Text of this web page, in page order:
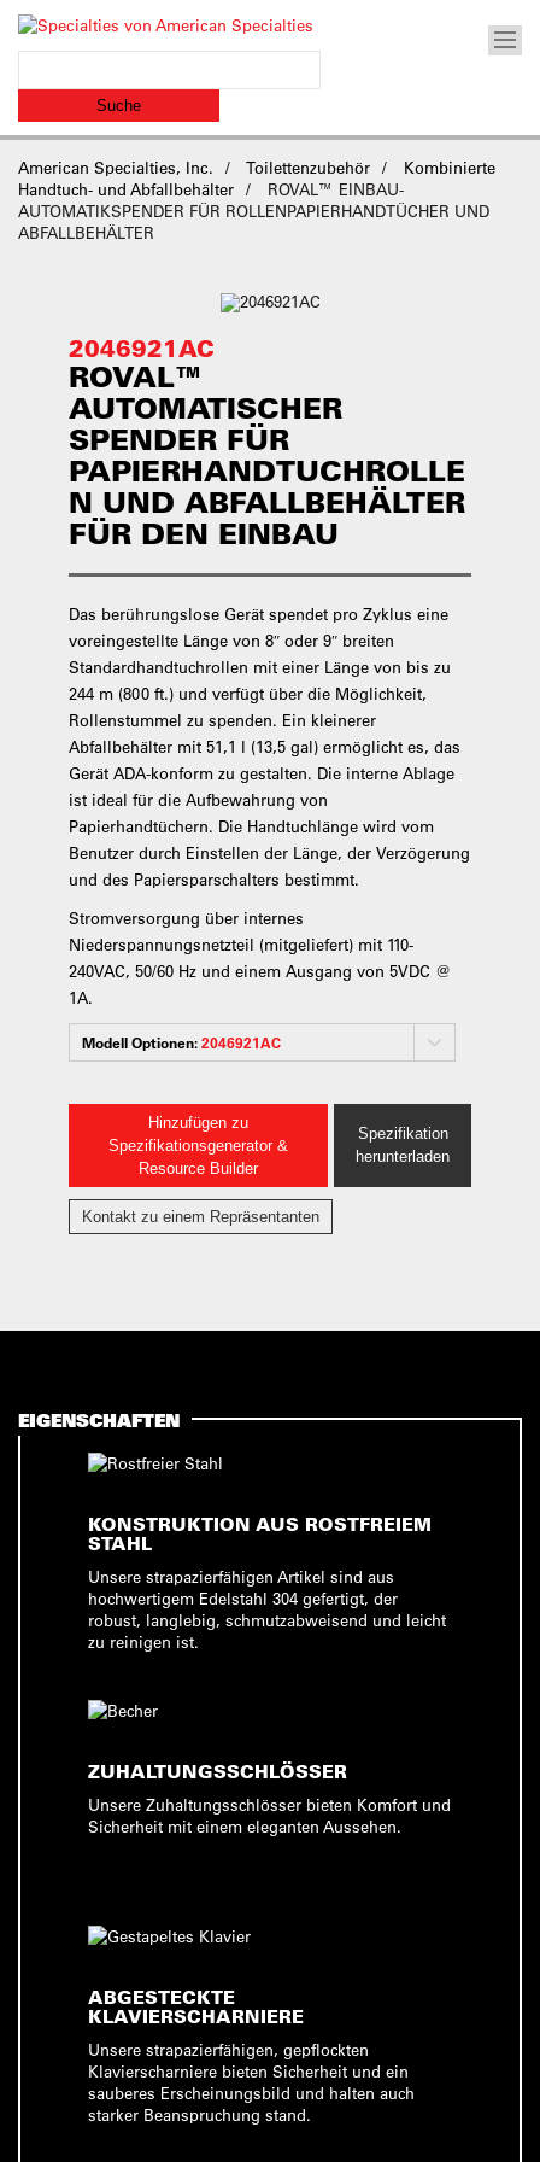
American Specialties, Inc. Toilettenzubehör
Kombinierte
Handtuch- und Abfallbehälter
ROVAL™ EINBAU-
AUTOMATIKSPENDER FÜR ROLLENPAPIERHANDTÜCHER UND
ABFALLBEHÄLTER
2046921AC
ROVAL™
AUTOMATISCHER
SPENDER FÜR
PAPIERHANDTUCHROLLE
N UND ABFALLBEHÄLTER
FÜR DEN EINBAU
Das berührungslose Gerät spendet pro Zyklus eine
voreingestellte Länge von 8″ oder 9″ breiten
Standardhandtuchrollen mit einer Länge von bis zu
244 m (800 ft.) und verfügt über die Möglichkeit,
Rollenstummel zu spenden. Ein kleinerer
Abfallbehälter mit 51,1 l (13,5 gal) ermöglicht es, das
Gerät ADA-konform zu gestalten. Die interne Ablage
ist ideal für die Aufbewahrung von
Papierhandtüchern. Die Handtuchlänge wird vom
Benutzer durch Einstellen der Länge, der Verzögerung
und des Papiersparschalters bestimmt.
Stromversorgung über internes
Niederspannungsnetzteil (mitgeliefert) mit 110-
240VAC, 50/60 Hz und einem Ausgang von 5VDC @
1A.
Modell Optionen:2046921AC
Hinzufügen zu
Spezifikationsgenerator &
Resource Builder
Spezifikation
herunterladen
Kontakt zu einem Repräsentanten
EIGENSCHAFTEN
KONSTRUKTION AUS ROSTFREIEM
STAHL
Unsere strapazierfähigen Artikel sind aus
hochwertigem Edelstahl 304 gefertigt, der
robust, langlebig, schmutzabweisend und leicht
zu reinigen ist.
ZUHALTUNGSSCHLÖSSER
Unsere Zuhaltungsschlösser bieten Komfort und
Sicherheit mit einem eleganten Aussehen.
ABGESTECKTE
KLAVIERSCHARNIERE
Unsere strapazierfähigen, gepflockten
Klavierscharniere bieten Sicherheit und ein
sauberes Erscheinungsbild und halten auch
starker Beanspruchung stand.